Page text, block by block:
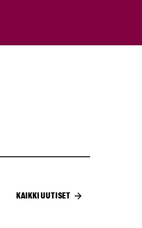
KAIKKI UUTISET